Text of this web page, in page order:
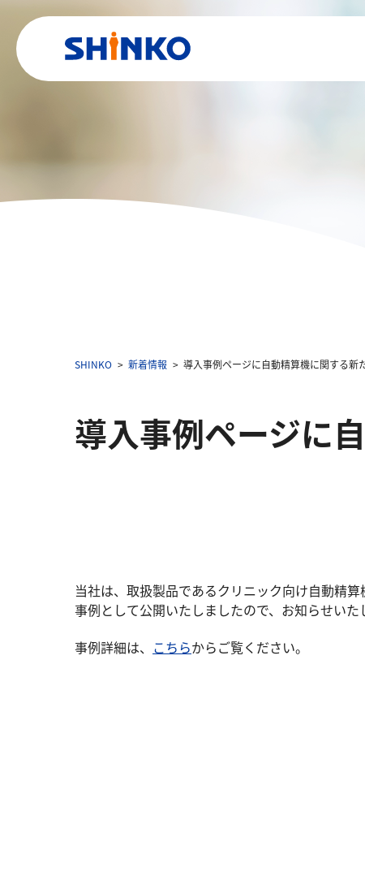
SHINKO 新着情報 導入事例ページに自動精算機に関する新
導入事例ページに
当社は、 取扱製品であるクリニック向け自動精
事例として公開いたしましたので、お知らせいた
事例詳細は、 こちらからご覧ください。